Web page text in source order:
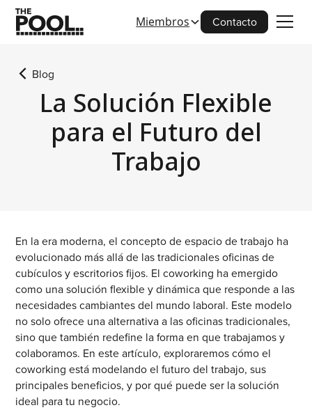
Miembros Contacto
Blog
La Solución Flexible
para el Futuro del
Trabajo
En la era moderna, el concepto de espacio de trabajo ha
evolucionado más allá de las tradicionales oficinas de
cubículos y escritorios fijos. El coworking ha emergido
como una solución flexible y dinámica que responde a las
necesidades cambiantes del mundo laboral. Este modelo
no solo ofrece una alternativa a las oficinas tradicionales,
sino que también redefine la forma en que trabajamos y
colaboramos. En este artículo, exploraremos cómo el
coworking está modelando el futuro del trabajo, sus
principales beneficios, y por qué puede ser la solución
ideal para tu negocio.